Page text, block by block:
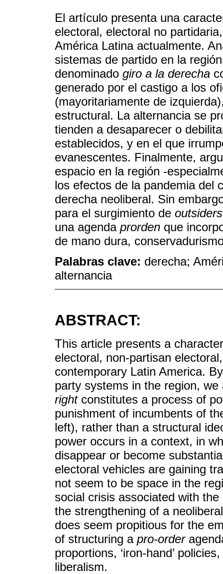
El artículo presenta una
electoral, electoral no
América Latina actualmente.
sistemas de partido en la
denominado giro a la derecha
generado por el castigo a los
(mayoritariamente de
estructural. La alternancia se
tienden a desaparecer o
establecidos, y en el que
evanescentes. Finalmente,
espacio en la región -
los efectos de la pandemia del
derecha neoliberal. Sin
para el surgimiento de outsiders
una agenda prorden que
de mano dura,
Palabras clave: derecha;
alternancia
ABSTRACT:
This article presents a
electoral, non-partisan
contemporary Latin America.
party systems in the region,
rightconstitutes a process of
punishment of incumbents of
left), rather than a structural
power occurs in a context, in
disappear or become
electoral vehicles are gaining
not seem to be space in the
social crisis associated with
the strengthening of a
does seem propitious for the
of structuring a pro-order
proportions, ‘iron-hand’
liberalism.